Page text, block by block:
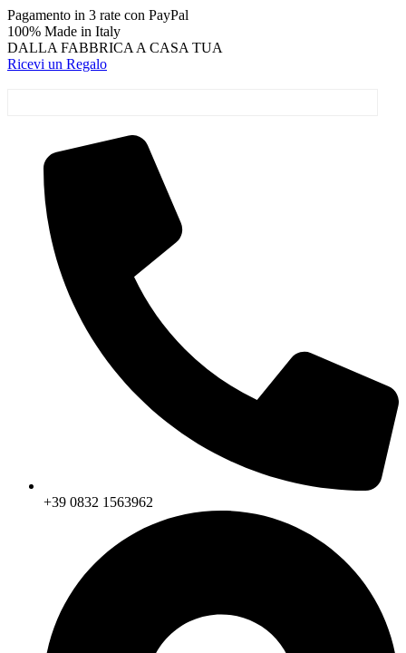
Vai
al
contenuto
Pagamento in 3 rate con PayPal
100% Made in Italy
DALLA FABBRICA A CASA TUA
Ricevi un Regalo
+39 0832 1563962